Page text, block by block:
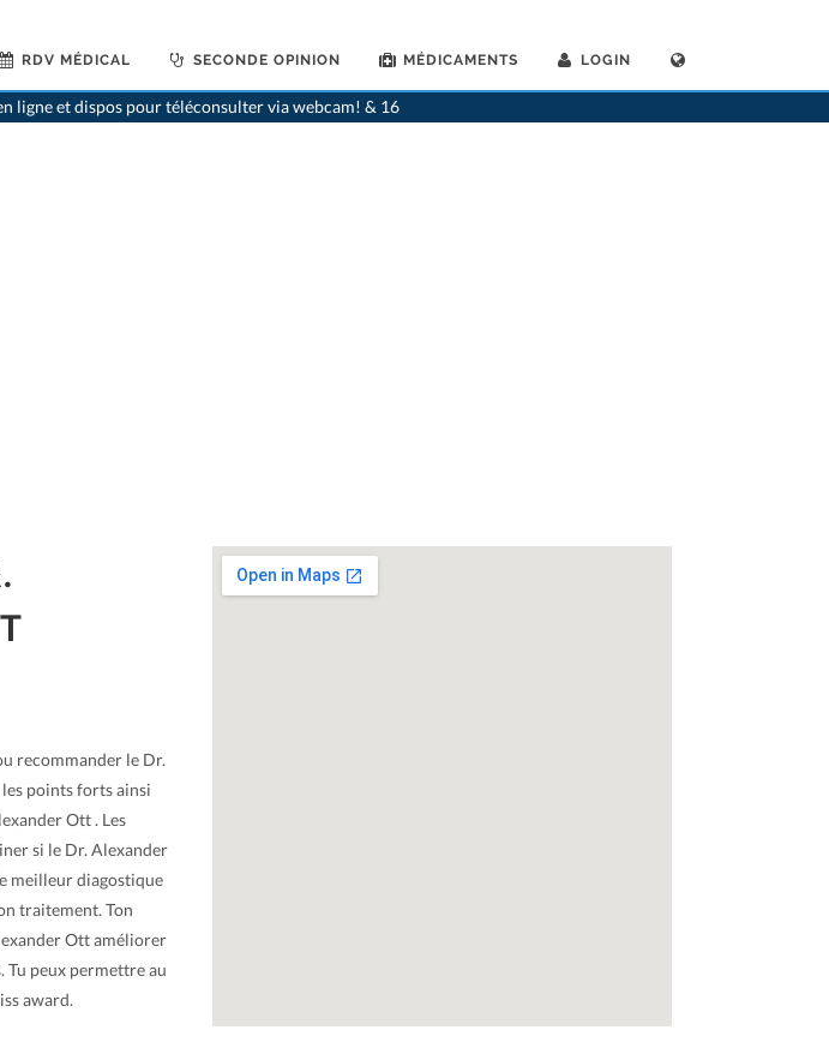
RDV MÉDICAL SECONDE OPINION MÉDICAMENTS LOGIN
ligne et dispos pour téléconsulter via webcam! & 16
>Dentistes>Abtwil SG>Dr. Alexander Ott>Cabinet du Dr. Alexander Ott
recommander le Dr.
les points forts ainsi
Ott . Les
si le Dr. Alexander
meilleur diagostique
traitement. Ton
Ott améliorer
Tu peux permettre au
award.